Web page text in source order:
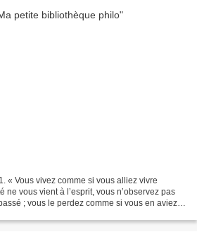
« Vous vivez comme si vous alliez vivre
ne vous vient à l’esprit, vous n’observez pas
; vous le perdez comme si vous en aviez